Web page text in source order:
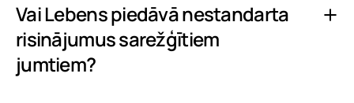
Vai Lebens piedāvā nestandarta
risinājumus sarežģītiem
jumtiem?